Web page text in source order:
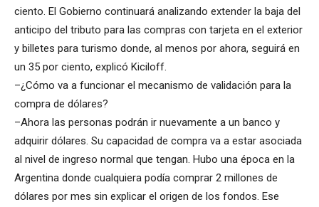
ciento. El Gobierno continuará analizando extender la baja del
anticipo del tributo para las compras con tarjeta en el exterior
y billetes para turismo donde, al menos por ahora, seguirá en
un 35 por ciento, explicó Kiciloff.
–¿Cómo va a funcionar el mecanismo de validación para la
compra de dólares?
–Ahora las personas podrán ir nuevamente a un banco y
adquirir dólares. Su capacidad de compra va a estar asociada
al nivel de ingreso normal que tengan. Hubo una época en la
Argentina donde cualquiera podía comprar 2 millones de
dólares por mes sin explicar el origen de los fondos. Ese